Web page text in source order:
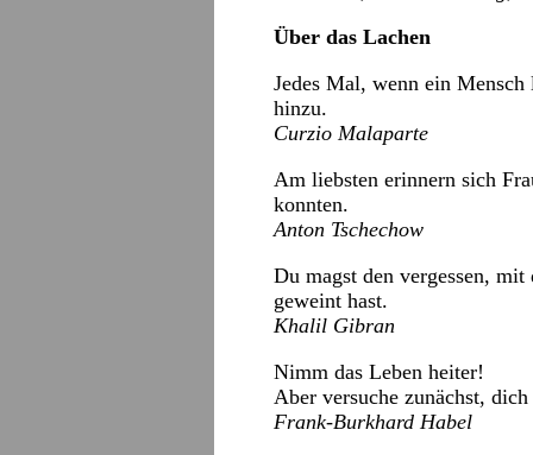
Über das Lachen
Jedes Mal, wenn ein
hinzu.
Curzio Malaparte
Am liebsten erinnern sich
konnten.
Anton Tschechow
Du magst den vergessen,
geweint hast.
Khalil Gibran
Nimm das Leben heiter!
Aber versuche zunächst,
Frank-Burkhard Habel